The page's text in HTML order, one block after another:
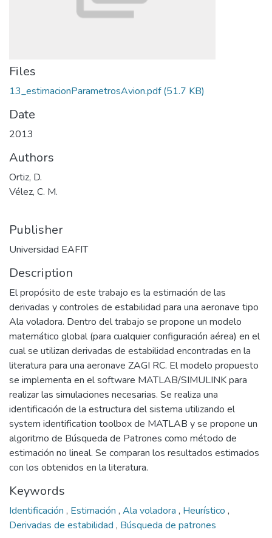
Files
13_estimacionParametrosAvion.pdf(51.7 KB)
Date
2013
Authors
Ortiz, D.
Vélez, C. M.
Publisher
Universidad EAFIT
Description
El propósito de este trabajo es la estimación de las
derivadas y controles de estabilidad para una aeronave tipo
Ala voladora. Dentro del trabajo se propone un modelo
matemático global (para cualquier configuración aérea) en el
cual se utilizan derivadas de estabilidad encontradas en la
literatura para una aeronave ZAGI RC. El modelo propuesto
se implementa en el software MATLAB/SIMULINK para
realizar las simulaciones necesarias. Se realiza una
identificación de la estructura del sistema utilizando el
system identification toolbox de MATLAB y se propone un
algoritmo de Búsqueda de Patrones como método de
estimación no lineal. Se comparan los resultados estimados
con los obtenidos en la literatura.
Keywords
Identificación , Estimación , Ala voladora , Heurístico ,
Derivadas de estabilidad , Búsqueda de patrones